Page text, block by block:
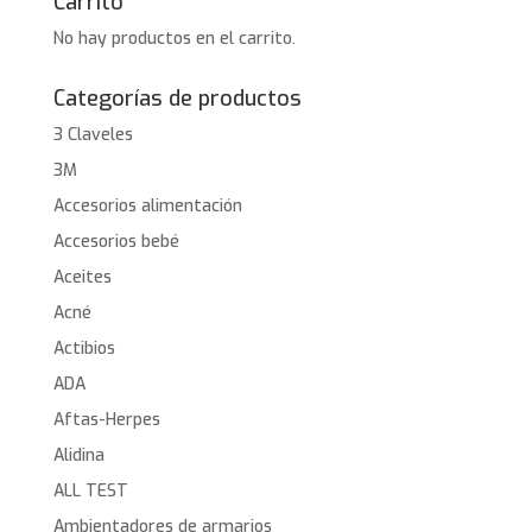
No hay productos en el carrito.
Categorías de productos
3 Claveles
3M
Accesorios alimentación
Accesorios bebé
Aceites
Acné
Actibios
ADA
Aftas-Herpes
Alidina
ALL TEST
Ambientadores de armarios